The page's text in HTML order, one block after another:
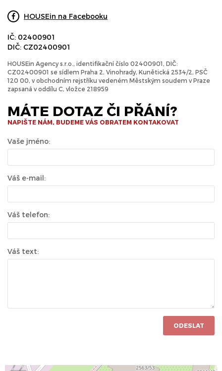
HOUSEin na Facebooku
IČ: 02400901
DIČ: CZ02400901
HOUSEin Agency s.r.o., identifikační číslo 02400901, DIČ:
CZ02400901 se sídlem Praha 2, Vinohrady, Kunětická 2534/2, PSČ
120 00, v obchodním rejstříku vedeném Městským soudem v Praze
zapsaná v oddílu C, vložce 218959
MÁTE DOTAZ ČI PŘÁNÍ?
NAPIŠTE NÁM, BUDEME VÁS OBRATEM KONTAKOVAT
Vaše jméno:
Váš e-mail:
Váš telefon:
Váš text:
ODESLAT